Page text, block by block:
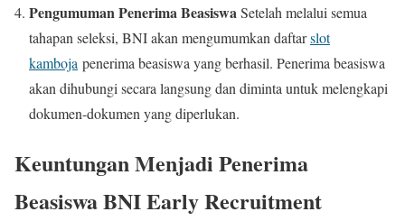
Pengumuman Penerima BeasiswaSetelah melalui semua
tahapan seleksi, BNI akan mengumumkan daftarslot
kamboja penerima beasiswa yang berhasil. Penerima beasiswa
akan dihubungi secara langsung dan diminta untuk melengkapi
dokumen-dokumen yang diperlukan.
Keuntungan Menjadi Penerima
Beasiswa BNI Early Recruitment